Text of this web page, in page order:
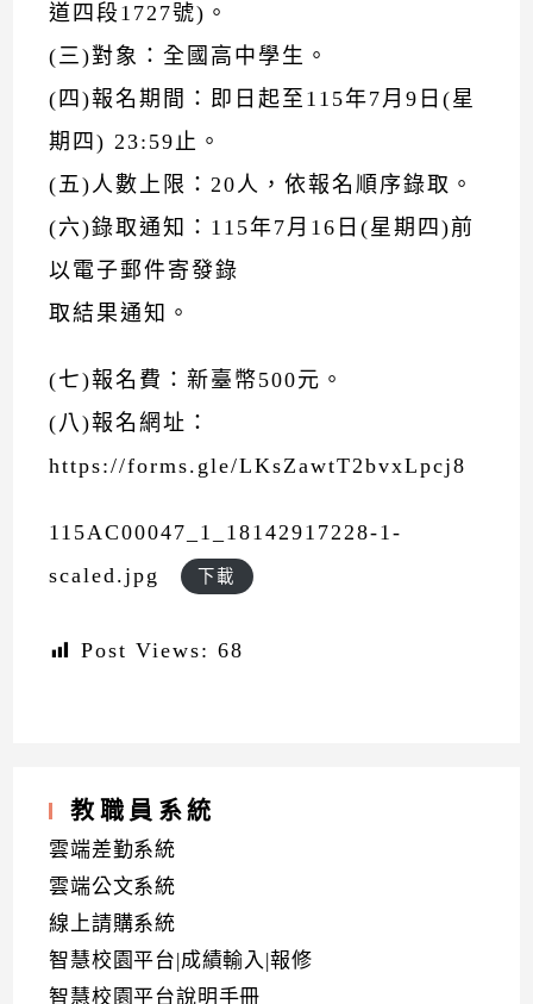
道四段1727號)。
(三)對象：全國高中學生。
(四)報名期間：即日起至115年7月9日(星
期四) 23:59止。
(五)人數上限：20人，依報名順序錄取。
(六)錄取通知：115年7月16日(星期四)前
以電子郵件寄發錄
取結果通知。
(七)報名費：新臺幣500元。
(八)報名網址：
https://forms.gle/LKsZawtT2bvxLpcj8
115AC00047_1_18142917228-1-
scaled.jpg
下載
Post Views: 68
教職員系統
雲端差勤系統
雲端公文系統
線上請購系統
智慧校園平台|成績輸入|報修
智慧校園平台說明手冊